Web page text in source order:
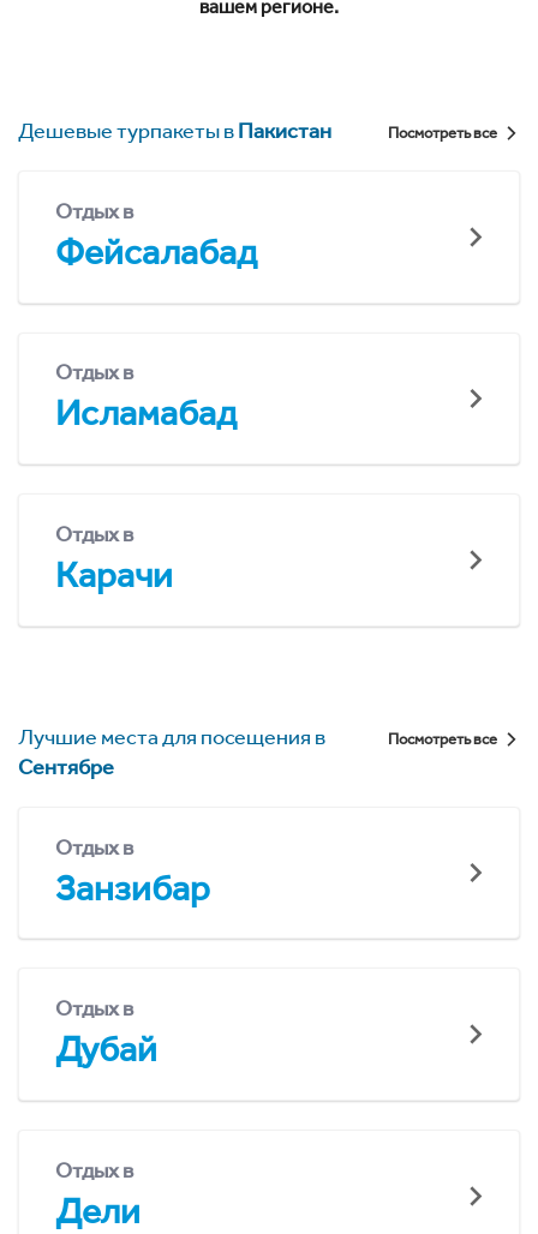
вашем регионе.
Дешевые турпакеты вПакистан Посмотреть все
Отдых в
Фейсалабад
Отдых в
Исламабад
Отдых в
Карачи
Лучшие места для посещения в
Сентябре
Посмотреть все
Отдых в
Занзибар
Отдых в
Дубай
Отдых в
Дели